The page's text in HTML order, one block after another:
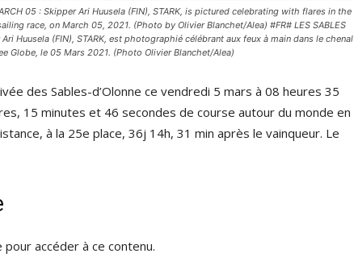
05 : Skipper Ari Huusela (FIN), STARK, is pictured celebrating with flares in the
race, on March 05, 2021. (Photo by Olivier Blanchet/Alea) #FR# LES SABLES
Ari Huusela (FIN), STARK, est photographié célébrant aux feux à main dans le chenal
Globe, le 05 Mars 2021. (Photo Olivier Blanchet/Alea)
des Sables-d’Olonne ce vendredi 5 mars à 08 heures 35
15 minutes et 46 secondes de course autour du monde en
à la 25e place, 36j 14h, 31 min après le vainqueur. Le
accéder à ce contenu.